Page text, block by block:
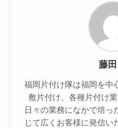
藤
福岡片付け隊は福岡を中
敷片付け、各種片付け
日々の業務になかで培っ
じて広くお客様に発信い